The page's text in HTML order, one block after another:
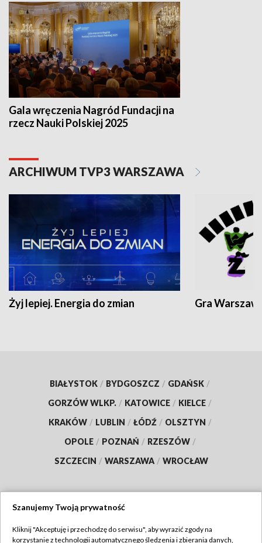
Gala wręczenia Nagród Fundacji na
rzecz Nauki Polskiej 2025
ARCHIWUM TVP3 WARSZAWA
Żyj lepiej. Energia do zmian Gra
BIAŁYSTOK / BYDGOSZCZ / GDAŃSK /
GORZÓW WLKP. / KATOWICE / KIELCE /
KRAKÓW / LUBLIN / ŁÓDŹ / OLSZTYN /
OPOLE / POZNAŃ / RZESZÓW /
SZCZECIN / WARSZAWA / WROCŁAW
Szanujemy Twoją prywatność
Kliknij "Akceptuję i przechodzę do serwisu", aby wyrazić zgody na
korzystanie z technologii automatycznego śledzenia i zbierania danych,